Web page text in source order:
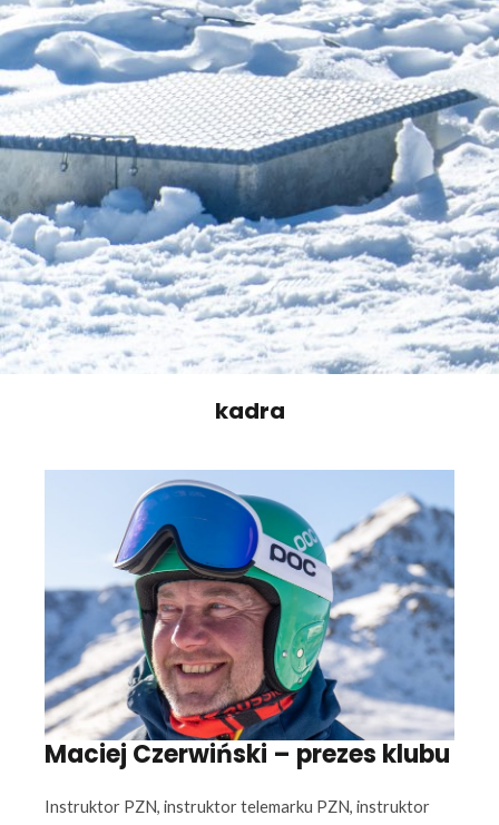
kadra
Maciej Czerwiński – prezes klubu
Instruktor PZN, instruktor telemarku PZN, instruktor